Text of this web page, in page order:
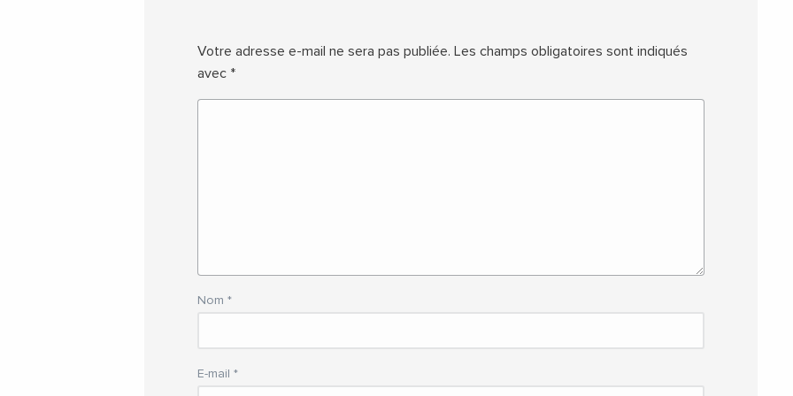
Votre adresse e-mail ne sera pas publiée. Les champs obligatoires sont indiqués
avec *
Nom*
E-mail*